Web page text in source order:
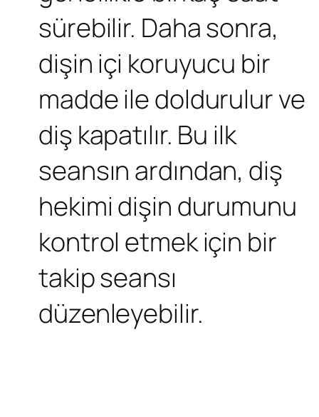
sürebilir. Daha sonra,
dişin içi koruyucu bir
madde ile doldurulur ve
diş kapatılır. Bu ilk
seansın ardından, diş
hekimi dişin durumunu
kontrol etmek için bir
takip seansı
düzenleyebilir.